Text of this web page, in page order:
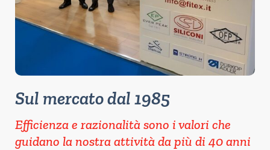
Sul mercato dal 1985
Efficienza e razionalità sono i valori che
guidano la nostra attività da più di 40 anni